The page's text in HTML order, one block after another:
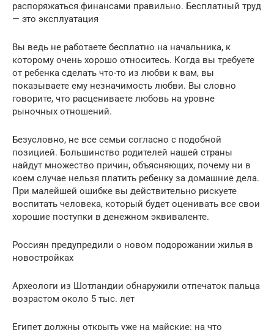
распоряжаться финансами правильно. Бесплатный труд
— это эксплуатация
Вы ведь не работаете бесплатно на начальника, к
которому очень хорошо относитесь. Когда вы требуете
от ребенка сделать что-то из любви к вам, вы
показываете ему незначимость любви. Вы словно
говорите, что расцениваете любовь на уровне
рыночных отношений.
Безусловно, не все семьи согласно с подобной
позицией. Большинство родителей нашей страны
найдут множество причин, объясняющих, почему ни в
коем случае нельзя платить ребенку за домашние дела.
При малейшей ошибке вы действительно рискуете
воспитать человека, который будет оценивать все свои
хорошие поступки в денежном эквиваленте.
Россиян предупредили о новом подорожании жилья в
новостройках
Археологи из Шотландии обнаружили отпечаток пальца
возрастом около 5 тыс. лет
Египет должны открыть уже на майские: на что